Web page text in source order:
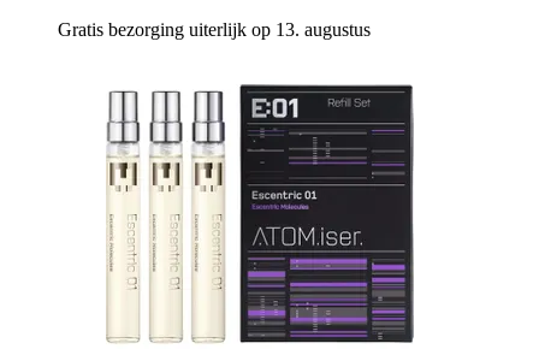
Gratis bezorging uiterlijk op 13. augustus